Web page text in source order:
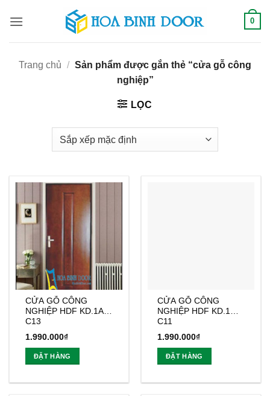
qua
0
Trang chủ / Sản phẩm được gắn thẻ “cửa gỗ công
nghiệp”
LỌC
CỬA GỖ CÔNG
NGHIỆP HDF KD.1A-
C13
1.990.000₫
ĐẶT HÀNG
CỬA GỖ CÔNG
NGHIỆP HDF KD.1G-
C11
1.990.000₫
ĐẶT HÀNG